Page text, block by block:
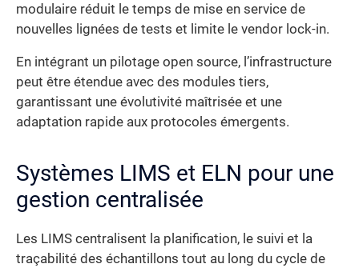
modulaire réduit le temps de mise en service de
nouvelles lignées de tests et limite le vendor lock-in.
En intégrant un pilotage open source, l’infrastructure
peut être étendue avec des modules tiers,
garantissant une évolutivité maîtrisée et une
adaptation rapide aux protocoles émergents.
Systèmes LIMS et ELN pour une
gestion centralisée
Les LIMS centralisent la planification, le suivi et la
traçabilité des échantillons tout au long du cycle de